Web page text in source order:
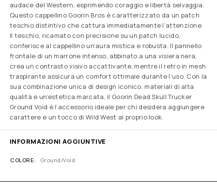
audace del Western, esprimendo coraggio e libertà selvaggia.
Questo cappellino Goorin Bros è caratterizzato da un patch
teschio distintivo che cattura immediatamente l’attenzione.
Il teschio, ricamato con precisione su un patch lucido,
conferisce al cappellino un’aura mistica e robusta. Il pannello
frontale di un marrone intenso, abbinato a una visiera nera,
crea un contrasto visivo accattivante, mentre il retro in mesh
traspirante assicura un comfort ottimale durante l’uso. Con la
sua combinazione unica di design iconico, materiali di alta
qualità e un’estetica marcata, il Goorin Dead Skull Trucker
Ground Void è l’accessorio ideale per chi desidera aggiungere
carattere e un tocco di Wild West al proprio look.
INFORMAZIONI AGGIUNTIVE
COLORE Ground/Void